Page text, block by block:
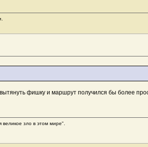
фишку и маршрут получился бы более
великое зло в этом мире".